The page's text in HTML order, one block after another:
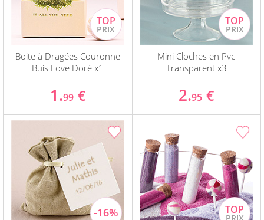
Boite à Dragées Couronne
Buis Love Doré x1
1.99 €
Mini Cloches en Pvc
Transparent x3
2.95 €